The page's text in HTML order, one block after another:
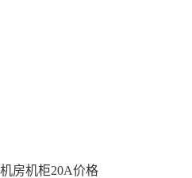
房机柜20A价格